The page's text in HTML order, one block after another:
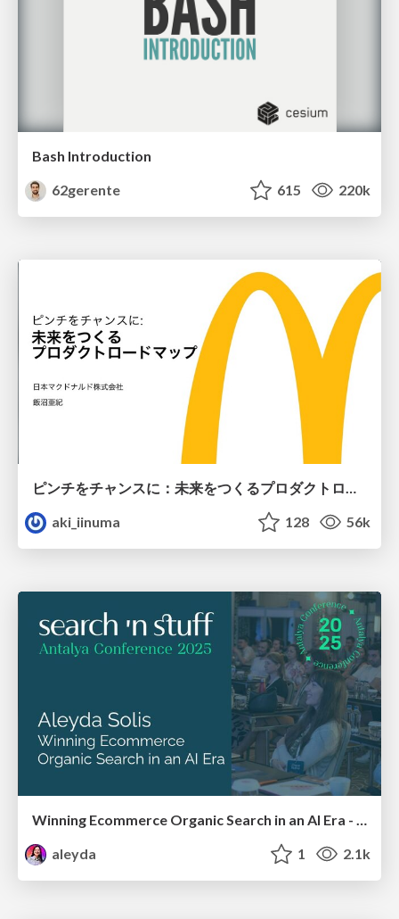
Bash Introduction
62gerente
615 220k
ピンチをチャンスに：未来をつくるプロダクトロードマップ #pmconf2020
aki_iinuma
128 56k
Winning Ecommerce Organic Search in an AI Era - #searchnstuff2025
aleyda
1 2.1k